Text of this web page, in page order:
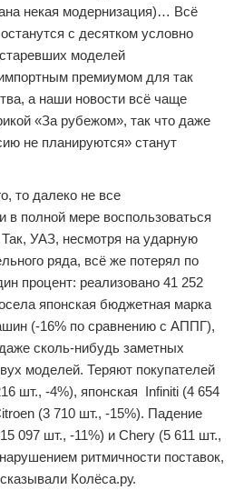
некая модернизация)… Всё
с десятком условно
моделей
премиумом для так
а наши новости всё чаще
«За рубежом», так что даже
не планируются» станут
то далеко не все
в полной мере воспользоваться
УАЗ, несмотря на ударную
ряда, всё же потерял по
процент: реализовано 41 252
японская бюджетная марка
(-16% по сравнению с АППГ),
сколь-нибудь заметных
моделей. Теряют покупателей
шт., -4%), японская Infiniti (4 654
(3 710 шт., -15%). Падение
097 шт., -11%) и Chery (5 611 шт.,
ритмичности поставок,
Колёса.ру.